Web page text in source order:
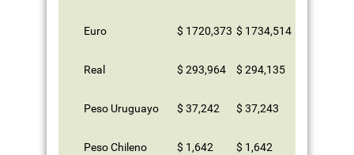
Euro $ 1720,373 $ 1734,514
Real $ 293,964 $ 294,135
Peso Uruguayo $ 37,242 $ 37,243
Peso Chileno $ 1,642 $ 1,642